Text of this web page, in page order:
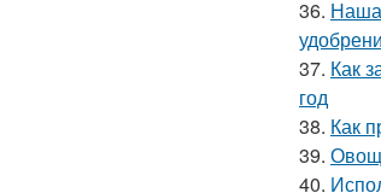
36.
37. Как
год
38. Как
39.
40.